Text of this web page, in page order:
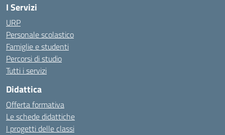
I Servizi
URP
Personale scolastico
Famiglie e studenti
Percorsi di studio
Tutti i servizi
Didattica
Offerta formativa
Le schede didattiche
I progetti delle classi